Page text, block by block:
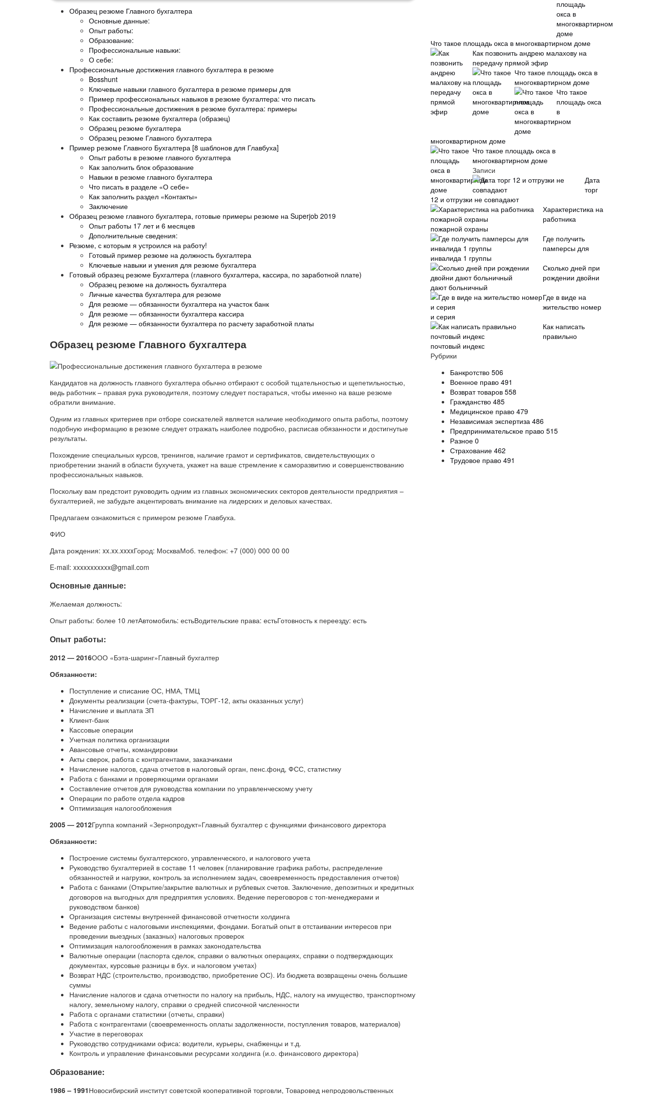
Образец резюме Главного бухгалтера
Основные данные:
Опыт работы:
Образование:
Профессиональные навыки:
О себе:
Профессиональные достижения главного бухгалтера в резюме
Bosshunt
Ключевые навыки главного бухгалтера в резюме примеры для
Пример профессиональных навыков в резюме бухгалтера: что писать
Профессиональные достижения в резюме бухгалтера: примеры
Как составить резюме бухгалтера (образец)
Образец резюме бухгалтера
Образец резюме Главного бухгалтера
Пример резюме Главного Бухгалтера [8 шаблонов для Главбуха]
Опыт работы в резюме главного бухгалтера
Как заполнить блок образование
Навыки в резюме главного бухгалтера
Что писать в разделе «О себе»
Как заполнить раздел «Контакты»
Заключение
Образец резюме главного бухгалтера, готовые примеры резюме на Superjob 2019
Опыт работы 17 лет и 6 месяцев
Дополнительные сведения:
Резюме, с которым я устроился на работу!
Готовый пример резюме на должность бухгалтера
Ключевые навыки и умения для резюме бухгалтера
Готовый образец резюме Бухгалтера (главного бухгалтера, кассира, по заработной плате)
Образец резюме на должность бухгалтера
Личные качества бухгалтера для резюме
Для резюме — обязанности бухгалтера на участок банк
Для резюме — обязанности бухгалтера кассира
Для резюме — обязанности бухгалтера по расчету заработной платы
Образец резюме Главного бухгалтера
Кандидатов на должность главного бухгалтера обычно отбирают с особой тщательностью и щепетильностью,
ведь работник – правая рука руководителя, поэтому следует постараться, чтобы именно на ваше резюме
обратили внимание.
Одним из главных критериев при отборе соискателей является наличие необходимого опыта работы, поэтому
подобную информацию в резюме следует отражать наиболее подробно, расписав обязанности и достигнутые
результаты.
Похождение специальных курсов, тренингов, наличие грамот и сертификатов, свидетельствующих о
приобретении знаний в области бухучета, укажет на ваше стремление к саморазвитию и совершенствованию
профессиональных навыков.
Поскольку вам предстоит руководить одним из главных экономических секторов деятельности предприятия –
бухгалтерией, не забудьте акцентировать внимание на лидерских и деловых качествах.
Предлагаем ознакомиться с примером резюме Главбуха.
ФИО
Дата рождения: xx.xx.xxxxГород: МоскваМоб. телефон: +7 (000) 000 00 00
E-mail: xxxxxxxxxxx@gmail.com
Основные данные:
Желаемая должность:
Опыт работы: более 10 летАвтомобиль: естьВодительские права: естьГотовность к переезду: есть
Опыт работы:
2012 — 2016ООО «Бэта-шаринг»Главный бухгалтер
Обязанности:
Поступление и списание ОС, НМА, ТМЦ
Документы реализации (счета-фактуры, ТОРГ-12, акты оказанных услуг)
Начисление и выплата ЗП
Клиент-банк
Кассовые операции
Учетная политика организации
Авансовые отчеты, командировки
Акты сверок, работа с контрагентами, заказчиками
Начисление налогов, сдача отчетов в налоговый орган, пенс.фонд, ФСС, статистику
Работа с банками и проверяющими органами
Составление отчетов для руководства компании по управленческому учету
Операции по работе отдела кадров
Оптимизация налогообложения
2005 — 2012Группа компаний «Зернопродукт»Главный бухгалтер с функциями финансового директора
Обязанности:
Построение системы бухгалтерского, управленческого, и налогового учета
Руководство бухгалтерией в составе 11 человек (планирование графика работы, распределение
обязанностей и нагрузки, контроль за исполнением задач, своевременность предоставления отчетов)
Работа с банками (Открытие/закрытие валютных и рублевых счетов. Заключение, депозитных и кредитных
договоров на выгодных для предприятия условиях. Ведение переговоров с топ-менеджерами и
руководством банков)
Организация системы внутренней финансовой отчетности холдинга
Ведение работы с налоговыми инспекциями, фондами. Богатый опыт в отстаивании интересов при
проведении выездных (заказных) налоговых проверок
Оптимизация налогообложения в рамках законодательства
Валютные операции (паспорта сделок, справки о валютных операциях, справки о подтверждающих
документах, курсовые разницы в бух. и налоговом учетах)
Возврат НДС (строительство, производство, приобретение ОС). Из бюджета возвращены очень большие
суммы
Начисление налогов и сдача отчетности по налогу на прибыль, НДС, налогу на имущество, транспортному
налогу, земельному налогу, справки о средней списочной численности
Работа с органами статистики (отчеты, справки)
Работа с контрагентами (своевременность оплаты задолженности, поступления товаров, материалов)
Участие в переговорах
Руководство сотрудниками офиса: водители, курьеры, снабженцы и т.д.
Контроль и управление финансовыми ресурсами холдинга (и.о. финансового директора)
Образование:
1986 – 1991Новосибирский институт советской кооперативной торговли, Товаровед непродовольственных
Что такое площадь окса в многоквартирном доме
Как позвонить андрею малахову на
передачу прямой эфир
Что такое площадь окса в
многоквартирном доме
Что такое
площадь окса
в
многоквартирном доме
Что такое площадь окса в
многоквартирном доме
Записи
Дата
торг
12 и отгрузки не совпадают
Характеристика на
работника
пожарной охраны
Где получить
памперсы для
инвалида 1 группы
Сколько дней при
рождении двойни
дают больничный
Где в виде на
жительство номер
и серия
Как написать
правильно
почтовый индекс
Рубрики
Банкротство 506
Военное право 491
Возврат товаров 558
Гражданство 485
Медицинское право 479
Независимая экспертиза 486
Предпринимательское право 515
Разное 0
Страхование 462
Трудовое право 491